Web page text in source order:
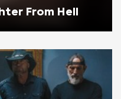
From Hell